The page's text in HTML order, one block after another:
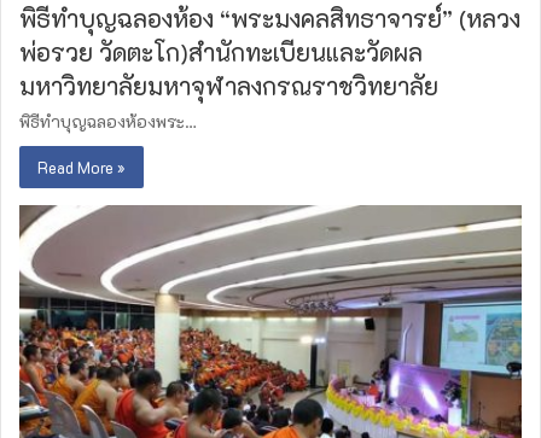
พิธีทำบุญฉลองห้อง “พระมงคลสิทธาจารย์” (หลวง
พ่อรวย วัดตะโก)​สำนักทะเบียนและวัดผล
มหาวิทยาลัยมหาจุฬาลงกรณราชวิทยาลัย
พิธีทำบุญฉลองห้องพระ…
Read More »